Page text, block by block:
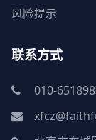
风险提示
联系方式
010-